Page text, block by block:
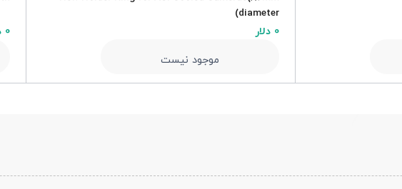
0 دلار
diameter)
0 دلار
موجود نیست